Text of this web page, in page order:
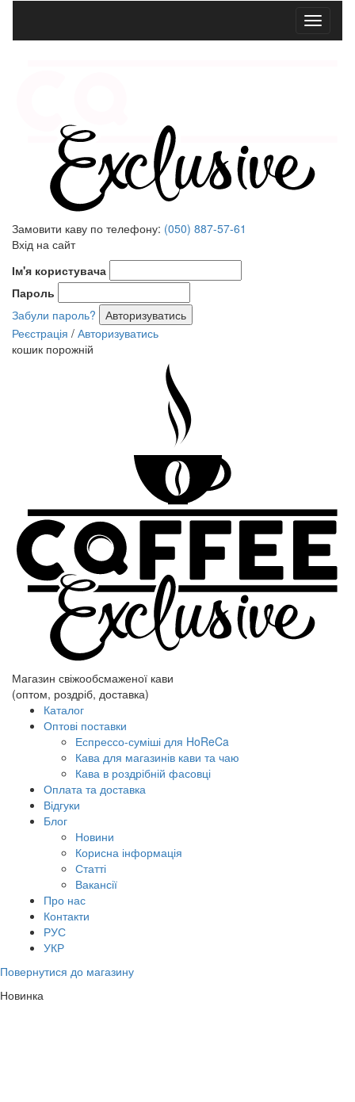
Меню
Замовити каву по телефону: (050) 887-57-61
Вхід на сайт
Ім'я користувача
Пароль
Забули пароль?
Реєстрація / Авторизуватись
кошик порожній
Магазин свіжообсмаженої кави
(оптом, роздріб, доставка)
Каталог
Оптові поставки
Еспрессо-суміші для HoReCa
Кава для магазинів кави та чаю
Кава в роздрібній фасовці
Оплата та доставка
Відгуки
Блог
Новини
Корисна інформація
Статті
Вакансії
Про нас
Контакти
РУС
УКР
Повернутися до магазину
Новинка